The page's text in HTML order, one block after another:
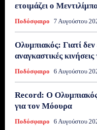
ετοιμάζει ο
Ποδόσφαιρο 7 Αυγούστου
Ολυμπιακός: Γιατί
αναγκαστικές
Ποδόσφαιρο 6 Αυγούστου
Record: Ο Ολυμπιακός
για τον Μόουρα
Ποδόσφαιρο 6 Αυγούστου